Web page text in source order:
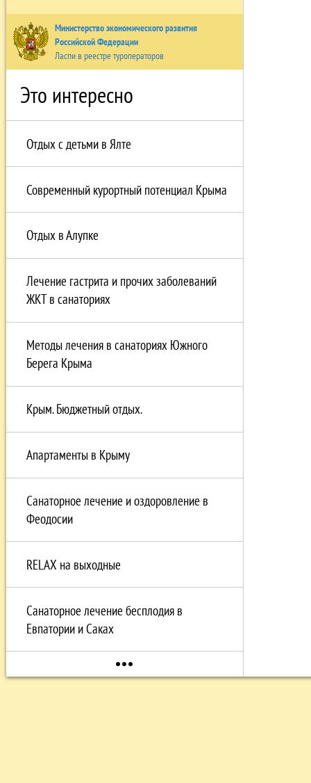
Министерство экономического развития
Российской Федерации
Ласпи в реестре туроператоров
Это интересно
Отдых с детьми в Ялте
Современный курортный потенциал Крыма
Отдых в Алупке
Лечение гастрита и прочих заболеваний
ЖКТ в санаториях
Методы лечения в санаториях Южного
Берега Крыма
Крым. Бюджетный отдых.
Апартаменты в Крыму
Санаторное лечение и оздоровление в
Феодосии
RELAX на выходные
Санаторное лечение бесплодия в
Евпатории и Саках
more_horiz